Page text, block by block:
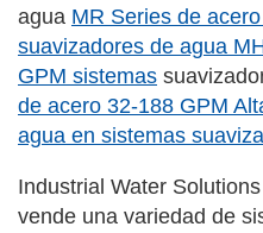
agua MR Series de
suavizadores de agua
GPM sistemas
de acero 32-188 GPM
agua en sistemas
Industrial Water
vende una variedad de